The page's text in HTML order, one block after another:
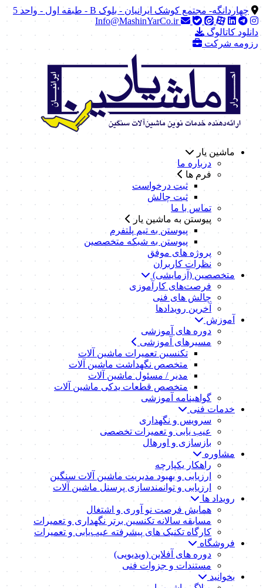
چهاردانگه- مجتمع کوشک ایرانیان - بلوک B - طبقه اول - واحد 5
Info@MashinYarCo.ir
دانلود کاتالوگ
رزومه شرکت
ماشین یار
درباره ما
فرم ها
ثبت درخواست
ثبت چالش
تماس با ما
پیوستن به ماشین یار
پیوستن به تیم پلتفرم
پیوستن به شبکه متخصصین
پروژه های موفق
نظرات کاربران
متخصصین (آزمایشی)
فرصت‌های کارآموزی
چالش های فنی
آخرین رویدادها
آموزش
دوره های آموزشی
مسیرهای آموزشی
تکنسین تعمیرات ماشین آلات
متخصص نگهداشت ماشین آلات
مدیر / مسئول ماشین آلات
متخصص قطعات یدکی ماشین آلات
گواهینامه آموزشی
خدمات فنی
سرویس و نگهداری
عیب یابی و تعمیرات تخصصی
بازسازی و اورهال
مشاوره
راهکار یکپارچه
ارزیابی و بهبود مدیریت ماشین آلات سنگین
ارزیابی و توانمندسازی پرسنل ماشین آلات
رویداد ها
همایش فرصت نو آوری و اشتغال
مسابقه سالانه تکنسین برتر نگهداری و تعمیرات
کارگاه تکنیک‌ های پیشرفته عیب‌یابی و تعمیرات
فروشگاه
دوره های آفلاین (ویدیویی)
مستندات و جزوات فنی
بخوانید